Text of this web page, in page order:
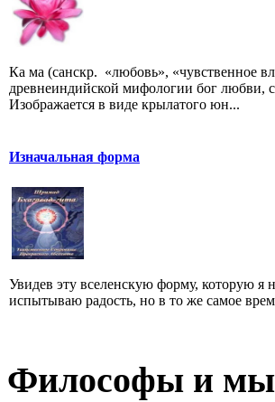
Ка ма (санскр. «любовь», «чувственное
древнеиндийской мифологии бог
Изображается в виде крылатого юн...
Изначальная форма
Увидев эту вселенскую форму, которую я
испытываю радость, но в то же самое
Философы и